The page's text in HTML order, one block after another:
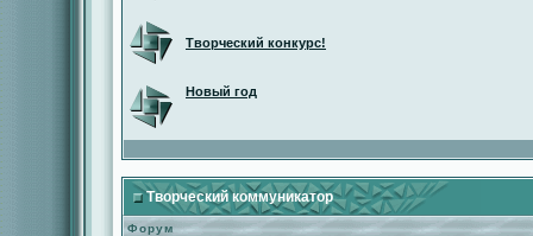
Творческий конкурс!
Новый год
Творческий коммуникатор
Форум